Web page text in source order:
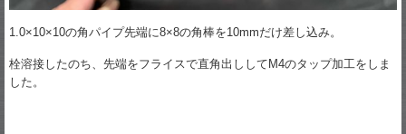
1.0×10×10の角パイプ先端に8×8の角棒を10mmだけ差し込み。
栓溶接したのち、先端をフライスで直角出ししてM4のタップ加工をしま
した。